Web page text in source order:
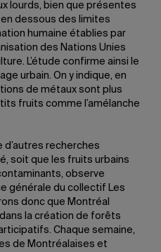
lourds, bien que présentes
dessous des limites
humaine établies par
des Nations Unies
L’étude confirme ainsi le
urbain. On y indique, en
de métaux sont plus
fruits comme l’amélanche
recherches
soit que les fruits urbains
observe
générale du collectif Les
donc que Montréal
la création de forêts
Chaque semaine,
de Montréalaises et